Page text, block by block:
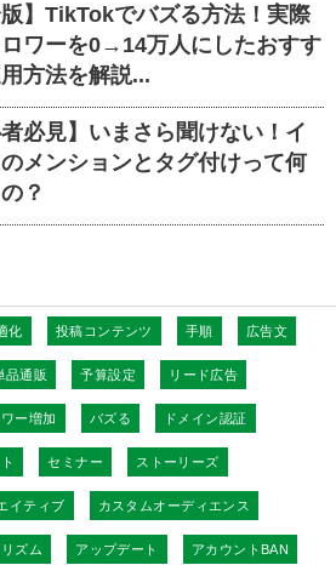
版】TikTokでバズる方法！実際
ワーを0→14万人にしたおすす
方法を解説...
者必見】いまさら聞けない！イ
メンションとタグ付けって何
？
化 投稿コンテンツ 手順 広告文
品通販 予算設定 リード広告
ー増加 バズる ドメイン認証
セミナー ストーリーズ
イティブ カスタムオーディエンス
ズム アップデート アカウントBAN